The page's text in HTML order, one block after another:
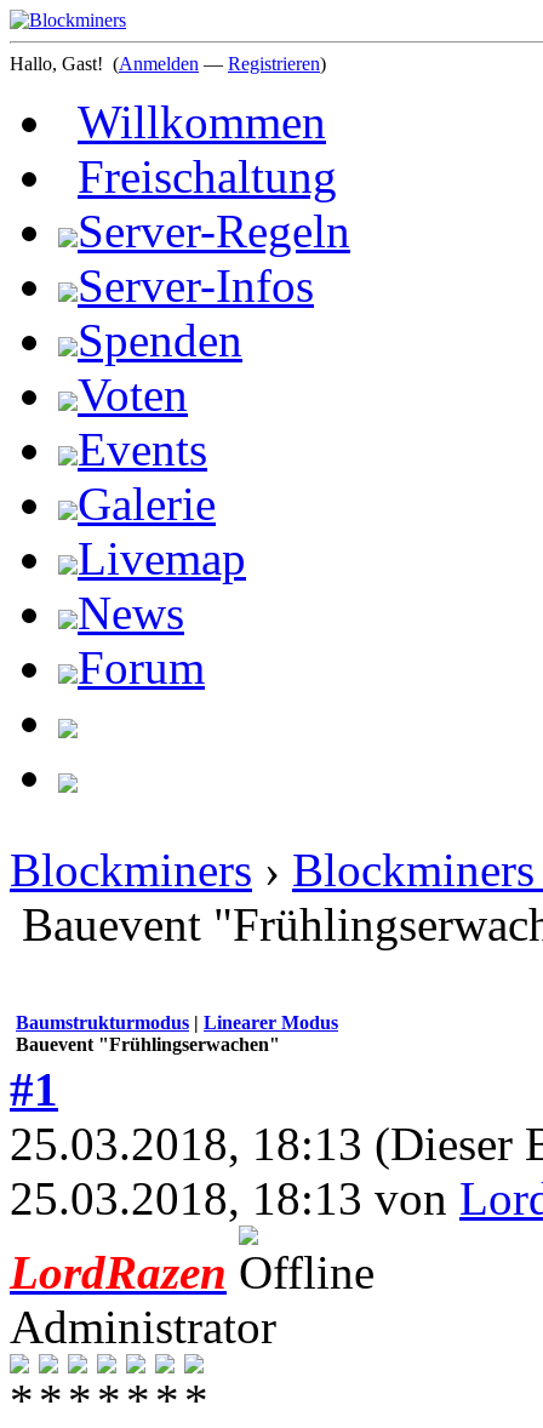
Hallo, Gast! (Anmelden — Registrieren)
Willkommen
Freischaltung
Server-Regeln
Server-Infos
Spenden
Voten
Events
Galerie
Livemap
News
Forum
Blockminers ›
Bauevent
Baumstrukturmodus | Linearer Modus
Bauevent "Frühlingserwachen"
#1
25.03.2018, 18:13 (Dieser
25.03.2018, 18:13 von
LordRazen
Administrator